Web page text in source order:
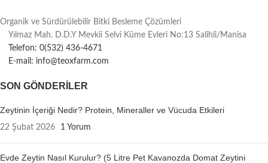
Organik ve Sürdürülebilir Bitki Besleme Çözümleri
Yılmaz Mah. D.D.Y Mevkii Selvi Küme Evleri No:13 Salihli/Manisa
Telefon: 0(532) 436-4671
E-mail: info@teoxfarm.com
SON GÖNDERILER
Zeytinin İçeriği Nedir? Protein, Mineraller ve Vücuda Etkileri
22 Şubat 2026 1 Yorum
Evde Zeytin Nasıl Kurulur? (5 Litre Pet Kavanozda Domat Zeytini